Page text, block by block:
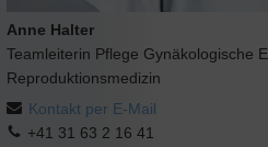
Anne Halter
Teamleiterin Pflege Gynäkologische
Reproduktionsmedizin
Kontakt per E-Mail
+41 31 63 2 16 41